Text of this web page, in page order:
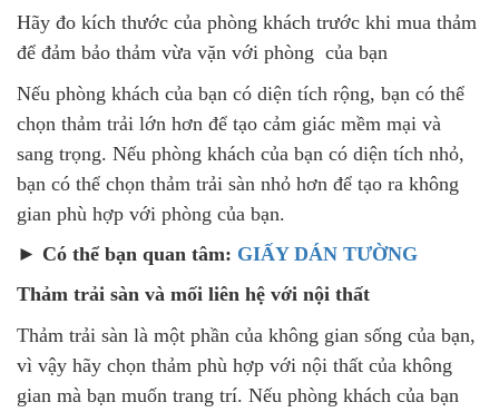
Hãy đo kích thước của phòng khách trước khi mua thảm
để đảm bảo thảm vừa vặn với phòng của bạn
Nếu phòng khách của bạn có diện tích rộng, bạn có thể
chọn thảm trải lớn hơn để tạo cảm giác mềm mại và
sang trọng. Nếu phòng khách của bạn có diện tích nhỏ,
bạn có thể chọn thảm trải sàn nhỏ hơn để tạo ra không
gian phù hợp với phòng của bạn.
► Có thể bạn quan tâm: GIẤY DÁN TƯỜNG
Thảm trải sàn và mối liên hệ với nội thất
Thảm trải sàn là một phần của không gian sống của bạn,
vì vậy hãy chọn thảm phù hợp với nội thất của không
gian mà bạn muốn trang trí. Nếu phòng khách của bạn